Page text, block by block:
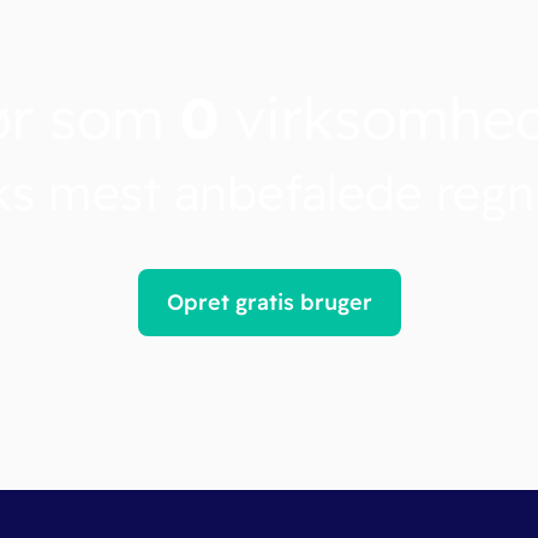
Opret gratis bruger